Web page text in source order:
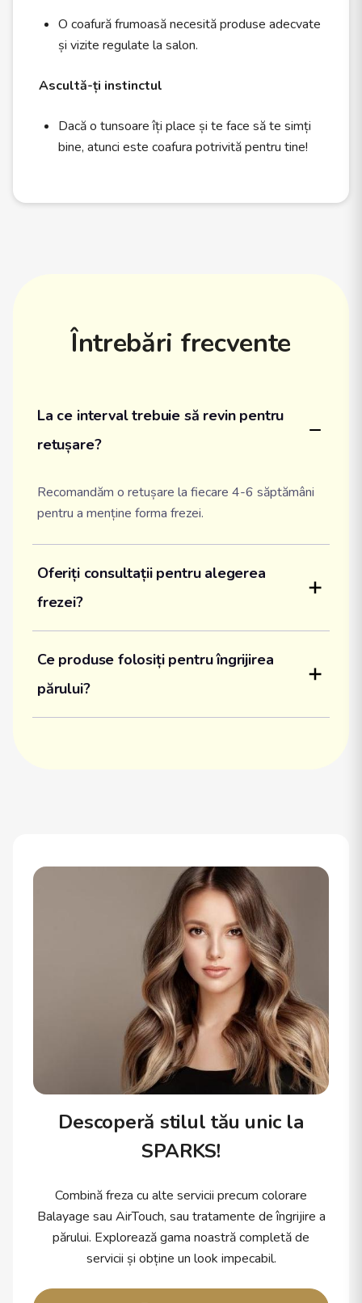
O coafură frumoasă necesită produse adecvate
și vizite regulate la salon.
Ascultă-ți instinctul
Dacă o tunsoare îți place și te face să te simți
bine, atunci este coafura potrivită pentru tine!
Întrebări frecvente
La ce interval trebuie să revin pentru
retușare?
Recomandăm o retușare la fiecare 4-6 săptămâni
pentru a menține forma frezei.
Oferiți consultații pentru alegerea
frezei?
Ce produse folosiți pentru îngrijirea
părului?
Descoperă stilul tău unic la
SPARKS!
Combină freza cu alte servicii precum colorare
Balayage sau AirTouch, sau tratamente de îngrijire a
părului. Explorează gama noastră completă de
servicii și obține un look impecabil.